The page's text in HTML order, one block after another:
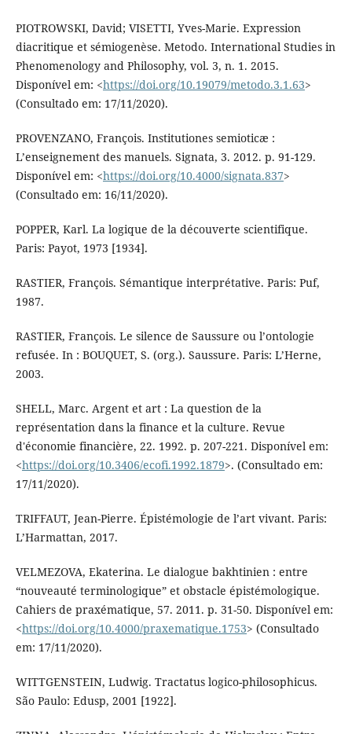
PIOTROWSKI, David; VISETTI, Yves-Marie. Expression
diacritique et sémiogenèse. Metodo. International Studies in
Phenomenology and Philosophy, vol. 3, n. 1. 2015.
Disponível em: <https://doi.org/10.19079/metodo.3.1.63>
(Consultado em: 17/11/2020).
PROVENZANO, François. Institutiones semioticæ :
L’enseignement des manuels. Signata, 3. 2012. p. 91-129.
Disponível em: <https://doi.org/10.4000/signata.837>
(Consultado em: 16/11/2020).
POPPER, Karl. La logique de la découverte scientifique.
Paris: Payot, 1973 [1934].
RASTIER, François. Sémantique interprétative. Paris: Puf,
1987.
RASTIER, François. Le silence de Saussure ou l’ontologie
refusée. In : BOUQUET, S. (org.). Saussure. Paris: L’Herne,
2003.
SHELL, Marc. Argent et art : La question de la
représentation dans la finance et la culture. Revue
d'économie financière, 22. 1992. p. 207-221. Disponível em:
<https://doi.org/10.3406/ecofi.1992.1879>. (Consultado em:
17/11/2020).
TRIFFAUT, Jean-Pierre. Épistémologie de l’art vivant. Paris:
L’Harmattan, 2017.
VELMEZOVA, Ekaterina. Le dialogue bakhtinien : entre
“nouveauté terminologique” et obstacle épistémologique.
Cahiers de praxématique, 57. 2011. p. 31-50. Disponível em:
<https://doi.org/10.4000/praxematique.1753> (Consultado
em: 17/11/2020).
WITTGENSTEIN, Ludwig. Tractatus logico-philosophicus.
São Paulo: Edusp, 2001 [1922].